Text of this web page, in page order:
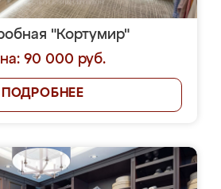
"Кортумир"
90 000 руб.
ПОДРОБНЕЕ